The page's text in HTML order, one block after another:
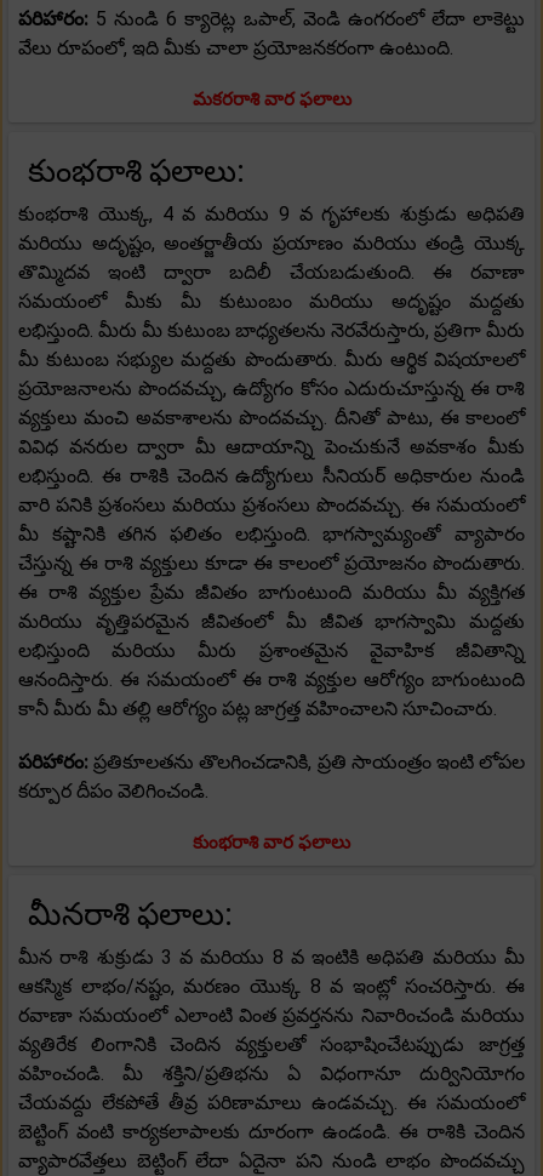
పరిహారం: 5 నుండి 6 క్యారెట్ల ఒపాల్, వెండి ఉంగరంలో లేదా లాకెట్టు
వేలు రూపంలో, ఇది మీకు చాలా ప్రయోజనకరంగా ఉంటుంది.
మకరరాశి వార ఫలాలు
కుంభరాశి ఫలాలు:
కుంభరాశి యొక్క, 4 వ మరియు 9 వ గృహాలకు శుక్రుడు అధిపతి
మరియు అదృష్టం, అంతర్జాతీయ ప్రయాణం మరియు తండ్రి యొక్క
తొమ్మిదవ ఇంటి ద్వారా బదిలీ చేయబడుతుంది. ఈ రవాణా
సమయంలో మీకు మీ కుటుంబం మరియు అదృష్టం మద్దతు
లభిస్తుంది. మీరు మీ కుటుంబ బాధ్యతలను నెరవేరుస్తారు, ప్రతిగా మీరు
మీ కుటుంబ సభ్యుల మద్దతు పొందుతారు. మీరు ఆర్థిక విషయాలలో
ప్రయోజనాలను పొందవచ్చు, ఉద్యోగం కోసం ఎదురుచూస్తున్న ఈ రాశి
వ్యక్తులు మంచి అవకాశాలను పొందవచ్చు. దీనితో పాటు, ఈ కాలంలో
వివిధ వనరుల ద్వారా మీ ఆదాయాన్ని పెంచుకునే అవకాశం మీకు
లభిస్తుంది. ఈ రాశికి చెందిన ఉద్యోగులు సీనియర్ అధికారుల నుండి
వారి పనికి ప్రశంసలు మరియు ప్రశంసలు పొందవచ్చు. ఈ సమయంలో
మీ కష్టానికి తగిన ఫలితం లభిస్తుంది. భాగస్వామ్యంతో వ్యాపారం
చేస్తున్న ఈ రాశి వ్యక్తులు కూడా ఈ కాలంలో ప్రయోజనం పొందుతారు.
ఈ రాశి వ్యక్తుల ప్రేమ జీవితం బాగుంటుంది మరియు మీ వ్యక్తిగత
మరియు వృత్తిపరమైన జీవితంలో మీ జీవిత భాగస్వామి మద్దతు
లభిస్తుంది మరియు మీరు ప్రశాంతమైన వైవాహిక జీవితాన్ని
ఆనందిస్తారు. ఈ సమయంలో ఈ రాశి వ్యక్తుల ఆరోగ్యం బాగుంటుంది
కానీ మీరు మీ తల్లి ఆరోగ్యం పట్ల జాగ్రత్త వహించాలని సూచించారు.
పరిహారం: ప్రతికూలతను తొలగించడానికి, ప్రతి సాయంత్రం ఇంటి లోపల
కర్పూర దీపం వెలిగించండి.
కుంభరాశి వార ఫలాలు
మీనరాశి ఫలాలు:
మీన రాశి శుక్రుడు 3 వ మరియు 8 వ ఇంటికి అధిపతి మరియు మీ
ఆకస్మిక లాభం/నష్టం, మరణం యొక్క 8 వ ఇంట్లో సంచరిస్తారు. ఈ
రవాణా సమయంలో ఎలాంటి వింత ప్రవర్తనను నివారించండి మరియు
వ్యతిరేక లింగానికి చెందిన వ్యక్తులతో సంభాషించేటప్పుడు జాగ్రత్త
వహించండి. మీ శక్తిని/ప్రతిభను ఏ విధంగానూ దుర్వినియోగం
చేయవద్దు లేకపోతే తీవ్ర పరిణామాలు ఉండవచ్చు. ఈ సమయంలో
బెట్టింగ్ వంటి కార్యకలాపాలకు దూరంగా ఉండండి. ఈ రాశికి చెందిన
వ్యాపారవేత్తలు బెట్టింగ్ లేదా ఏదైనా పని నుండి లాభం పొందవచ్చు